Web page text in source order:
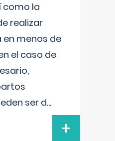
como la
realizar
en menos de
el caso de
ser d...
+